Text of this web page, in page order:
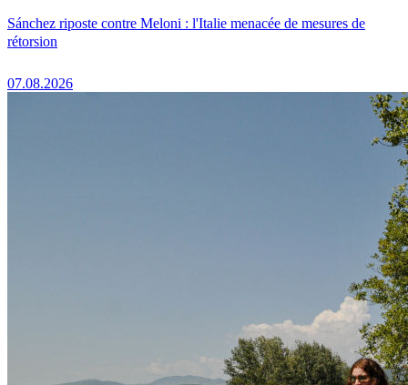
Sánchez riposte contre Meloni : l'Italie menacée de mesures de
rétorsion
07.08.2026